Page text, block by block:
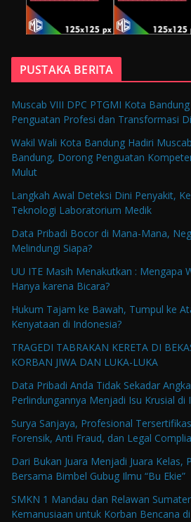
PUSTAKA BERITA
Muscab VIII DPC PTGMI Kota
Penguatan Profesi dan Transformasi
Wakil Wali Kota Bandung Hadiri
Bandung, Dorong Penguatan
Mulut
Langkah Awal Deteksi Dini Penyakit,
Teknologi Laboratorium Medik
Data Pribadi Bocor di Mana-Mana,
Melindungi Siapa?
UU ITE Masih Menakutkan : Mengapa
Hanya karena Bicara?
Hukum Tajam ke Bawah, Tumpul ke
Kenyataan di Indonesia?
TRAGEDI TABRAKAN KERETA DI
KORBAN JIWA DAN LUKA-LUKA
Data Pribadi Anda Tidak Sekadar
Perlindungannya Menjadi Isu Krusial di
Surya Sanjaya, Profesional
Forensik, Anti Fraud, dan Legal
Dari Bukan Juara Menjadi Juara Kelas,
Bersama Bimbel Gubug Ilmu “Bu Ekie”
SMKN 1 Mandau dan Relawan
Kemanusiaan untuk Korban Bencana